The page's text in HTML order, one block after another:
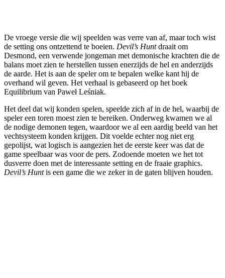
De vroege versie die wij speelden was verre van af, maar toch wist
de setting ons ontzettend te boeien. Devil’s Huntdraait om
Desmond, een verwende jongeman met demonische krachten die de
balans moet zien te herstellen tussen enerzijds de hel en anderzijds
de aarde. Het is aan de speler om te bepalen welke kant hij de
overhand wil geven. Het verhaal is gebaseerd op het boek
Equilibrium van Paweł Leśniak.
Het deel dat wij konden spelen, speelde zich af in de hel, waarbij de
speler een toren moest zien te bereiken. Onderweg kwamen we al
de nodige demonen tegen, waardoor we al een aardig beeld van het
vechtsysteem konden krijgen. Dit voelde echter nog niet erg
gepolijst, wat logisch is aangezien het de eerste keer was dat de
game speelbaar was voor de pers. Zodoende moeten we het tot
dusverre doen met de interessante setting en de fraaie graphics.
Devil’s Huntis een game die we zeker in de gaten blijven houden.